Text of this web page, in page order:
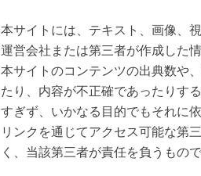
本サイトには、テキスト、画像、
運営会社または第三者が作成した
本サイトのコンテンツの出典数や
たり、内容が不正確であったりす
すぎず、いかなる目的でもそれに
リンクを通じてアクセス可能な第
く、当該第三者が責任を負うもので